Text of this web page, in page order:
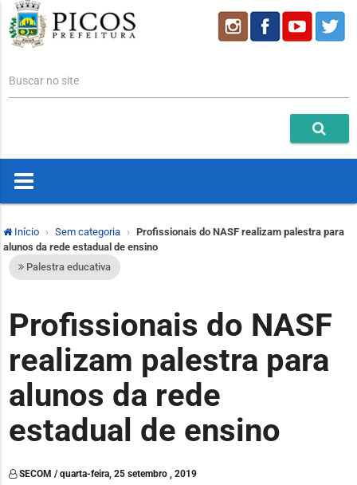
Buscar no site
Início Sem categoria
Profissionais do NASF realizam palestra para
alunos da rede estadual de ensino
Palestra educativa
Profissionais do NASF
realizam palestra para
alunos da rede
estadual de ensino
SECOM / quarta-feira, 25 setembro , 2019